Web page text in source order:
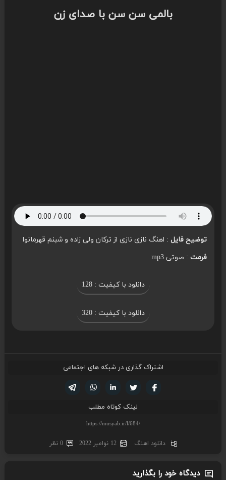
بالمی سن سن با صدای زن
توضیح فایل: اهنگ نازی نازی از ترکان ولی زاده و شبنم قهرمانوا
فرمت: صوتی mp3
دانلود با کیفیت : 128
دانلود با کیفیت : 320
اشتراک گذاری در شبکه های اجتماعی
لینکدین تویتر
فیسوک
لینک کوتاه مطلب
دانلود اهنگ 12 نوامبر 2022 0 نظر
دیدگاه خود را بگذارید